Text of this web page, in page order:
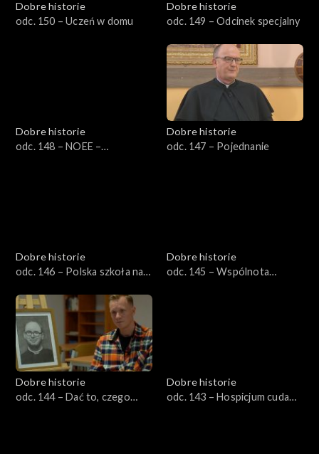
Dobre historie
odc. 150 – Uczeń w domu
Dobre historie
odc. 149 – Odcinek specjalny
Dobre historie
odc. 148 – NOEE –
Dobre historie
odc. 147 – Pojednanie
Dobre historie
odc. 146 – Polska szkoła na
Dobre historie
odc. 145 – Wspólnota
Dobre historie
odc. 144 – Dać to, czego
Dobre historie
odc. 143 – Hospicjum cudami